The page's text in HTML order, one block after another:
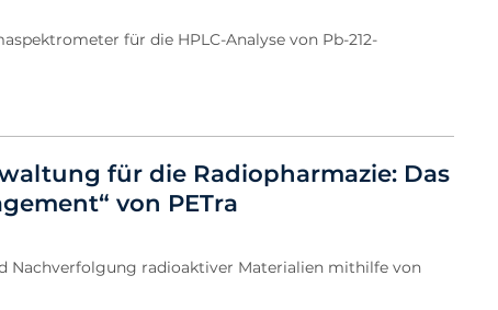
für die HPLC-Analyse von Pb-212-
für die Radiopharmazie: Das
von PETra
Nachverfolgung radioaktiver Materialien mithilfe von